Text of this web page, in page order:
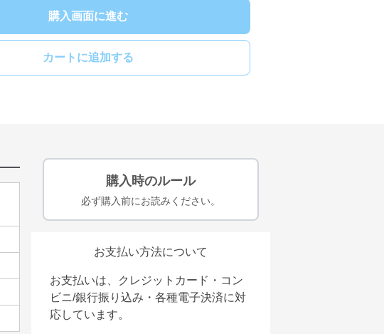
購入画面に進む
カートに追加する
購入時のルール
必ず購入前にお読みください。
お支払い方法について
お支払いは、クレジットカード・コン
ビニ/銀行振り込み・各種電子決済に対
応しています。